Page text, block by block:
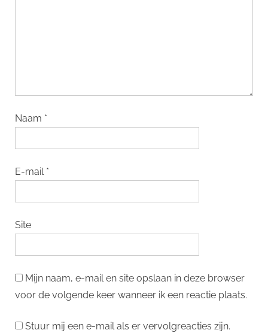
Naam *
E-mail *
Site
Mijn naam, e-mail en site opslaan in deze browser
voor de volgende keer wanneer ik een reactie plaats.
Stuur mij een e-mail als er vervolgreacties zijn.